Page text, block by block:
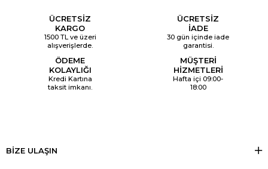
ÜCRETSİZ
KARGO
1500 TL ve üzeri
alışverişlerde.
ÜCRETSİZ
İADE
30 gün içinde iade
garantisi.
ÖDEME
KOLAYLIĞI
Kredi Kartına
taksit imkanı.
MÜŞTERİ
HİZMETLERİ
Hafta içi 09:00-
18:00
BİZE ULAŞIN